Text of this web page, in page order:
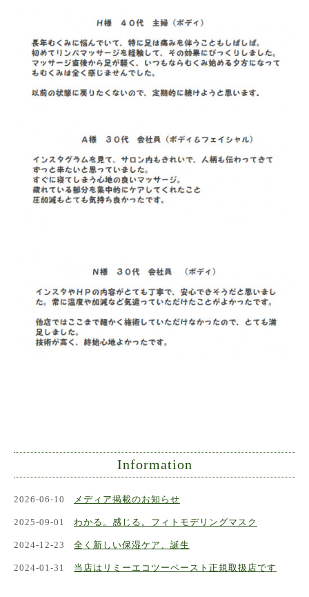
Information
2026-06-10 メディア掲載のお知らせ
2025-09-01 わかる。感じる。フィトモデリングマスク
2024-12-23 全く新しい保湿ケア、誕生
2024-01-31 当店はリミーエコツーペースト正規取扱店です